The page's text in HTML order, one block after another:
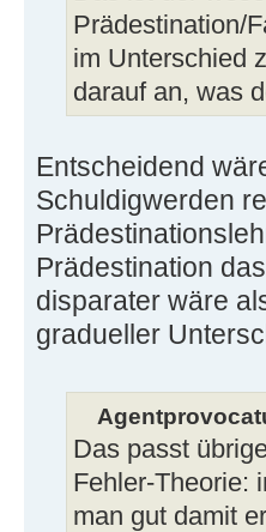
Prädestination/
im Unterschied
darauf an, was
Entscheidend
Schuldigwerden
Prädestination
disparater wäre
gradueller
Das passt
Fehler-Theorie:
man gut damit